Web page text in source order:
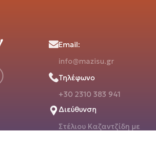
Email:
info@mazisu.gr
Τηλέφωνο
+30 2310 383 941
Διεύθυνση
Στέλιου Καζαντζίδη με